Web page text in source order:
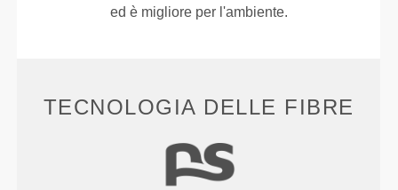
ed è migliore per l'ambiente.
TECNOLOGIA DELLE FIBRE